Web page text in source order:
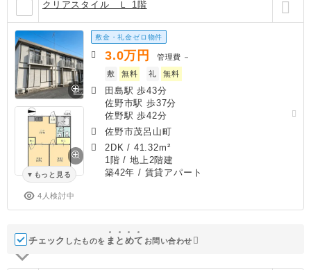
クリアスタイル Ｌ 1階
もっと見る
4人検討中
敷金・礼金ゼロ物件
3.0万円 管理費 －
敷
無料 礼 無料
田島駅 歩43分
佐野市駅 歩37分
佐野駅 歩42分
佐野市茂呂山町
2DK / 41.32m²
1階 / 地上2階建
築42年 / 賃貸アパート
チェック したものを ま と めて お問い合わせ